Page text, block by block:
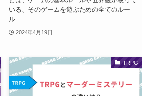
いる、そのゲームを遊ぶための全てのルー
ル...
2024年4月19日
TRPG